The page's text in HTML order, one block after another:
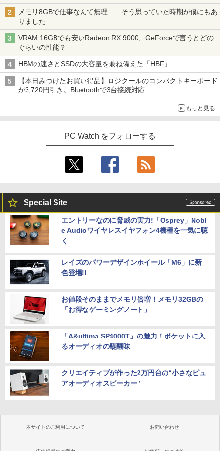
メモリ8GBで仕事なんて無理……そう思っていた時期が僕にもあ
りました
VRAM 16GBでも安いRadeon RX 9000、GeForceで言うとどの
ぐらいの性能？
HBMの速さとSSDの大容量を兼ね備えた「HBF」
【本日みつけたお買い得品】ロジクールのコンパクトキーボード
が3,720円引き。Bluetoothで3台接続対応
もっと見る
PC Watch をフォローする
Special Site
エントリーなのに脅威の実力!「Osprey」Nobl
e Audioワイヤレスイヤフォン4機種を一気に聴
く
レイズのパワーデザインホイール「M6」に新
色登場!!
お値段そのままでメモリ倍増！メモリ32GBの
「お得なゲーミングノート」
「A&ultima SP4000T」の魅力！ポケットに入
るオーディオの醍醐味
クリエイティブが作った2万円台の“小さなピュ
アオーディオスピーカー”
本サイトのご利用について お問い合わせ